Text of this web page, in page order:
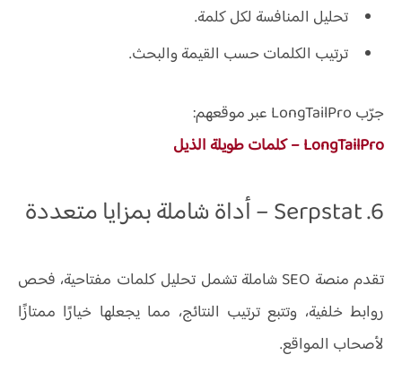
تحليل المنافسة لكل كلمة.
ترتيب الكلمات حسب القيمة والبحث.
جرّب LongTailPro عبر موقعهم:
LongTailPro – كلمات طويلة الذيل
6. Serpstat – أداة شاملة بمزايا متعددة
تقدم منصة SEO شاملة تشمل تحليل كلمات مفتاحية، فحص
روابط خلفية، وتتبع ترتيب النتائج، مما يجعلها خيارًا ممتازًا
لأصحاب المواقع.